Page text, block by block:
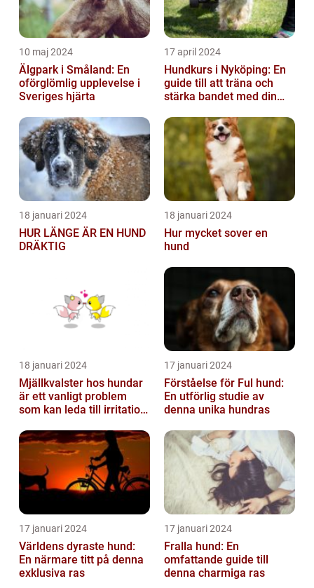
10 maj 2024
Älgpark i Småland: En
oförglömlig upplevelse i
Sveriges hjärta
17 april 2024
Hundkurs i Nyköping: En
guide till att träna och
stärka bandet med din
18 januari 2024
HUR LÄNGE ÄR EN HUND
DRÄKTIG
18 januari 2024
Hur mycket sover en
hund
18 januari 2024
Mjällkvalster hos hundar
är ett vanligt problem
som kan leda till irritation
hun...
17 januari 2024
Förståelse för Ful hund:
En utförlig studie av
denna unika hundras
17 januari 2024
Världens dyraste hund:
En närmare titt på denna
exklusiva ras
17 januari 2024
Fralla hund: En
omfattande guide till
denna charmiga ras